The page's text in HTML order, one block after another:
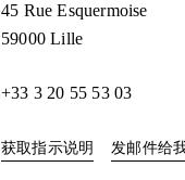
45 Rue Esquermoise
59000 Lille
+33 3 20 55 53 03
获取指示说明 Link Opens
发邮件给